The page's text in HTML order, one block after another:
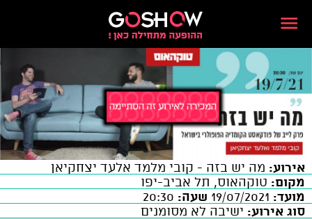
אירוע: מה יש בזה - קובי מלמד אלעד יצחקיאן
מקום: טוקהאוס, תל אביב-יפו
מועד:
שעה:
סוג אירוע: ישיבה לא מסומנים